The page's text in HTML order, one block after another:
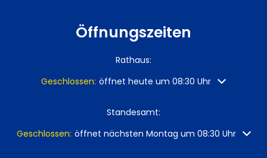
Öffnungszeiten
Rathaus:
Klicken, um weitere Öffnungs- oder Schließzeiten
Geschlossen: öffnet heute um 08:30 Uhr
Standesamt:
Klicken, um weitere Öffnungs- oder Schließzeiten
Geschlossen: öffnet nächsten Montag um 08:30 Uhr